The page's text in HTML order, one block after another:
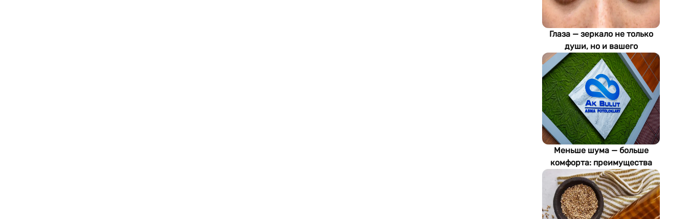
Глаза — зеркало не только
души, но и вашего
здоровья: как ИИ находит
болезни по фотографии
Меньше шума — больше
комфорта: преимущества
акустических потолков Ak
Bulut